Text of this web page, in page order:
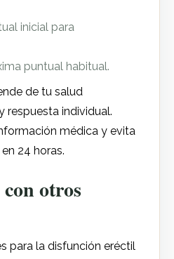
inicial para
puntual habitual.
de tu salud
respuesta individual.
médica y evita
24 horas.
otros
para la disfunción eréctil